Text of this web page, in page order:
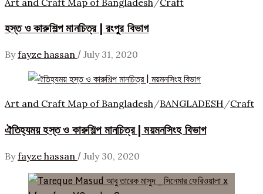
হস্ত ও কারুশিল্প মানচিত্র | রংপুর বিভাগ
By fayze hassan / July 31, 2020
Art and Craft Map of Bangladesh/BANGLADESH/Craft
ঐতিহ্যময় হস্ত ও কারুশিল্প মানচিত্র | ময়মনসিংহ বিভাগ
By fayze hassan / July 30, 2020